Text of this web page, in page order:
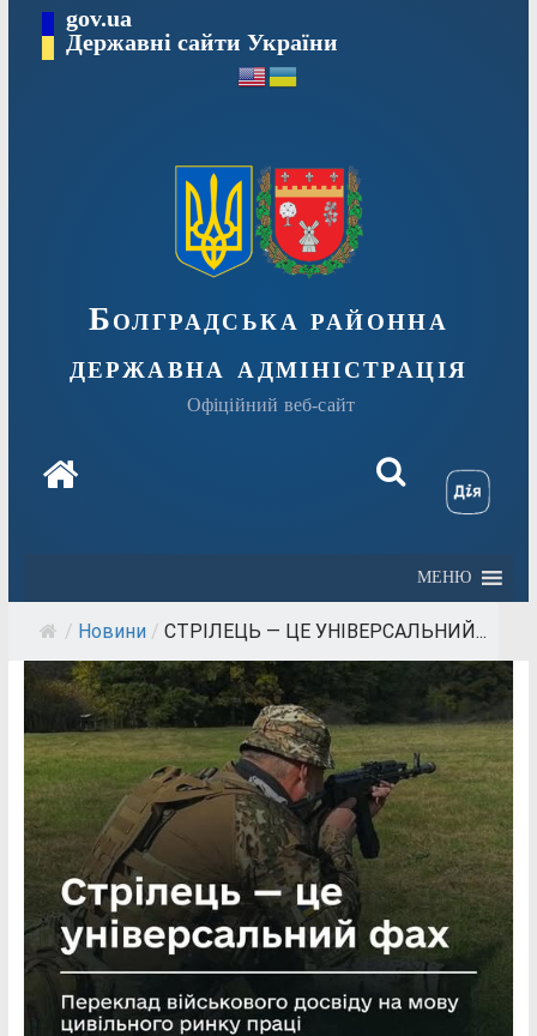
Перейтиgov.ua
Державні сайти України
Болградська районна
державна адміністрація
Офіційний веб-сайт
МЕНЮ
/ Новини / СТРІЛЕЦЬ — ЦЕ УНІВЕРСАЛЬНИЙ...